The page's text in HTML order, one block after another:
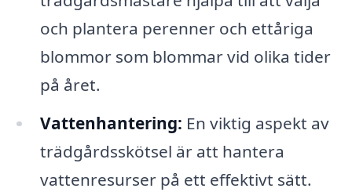
och plantera perenner och ettåriga
blommor som blommar vid olika tider
på året.
Vattenhantering: En viktig aspekt av
trädgårdsskötsel är att hantera
vattenresurser på ett effektivt sätt.